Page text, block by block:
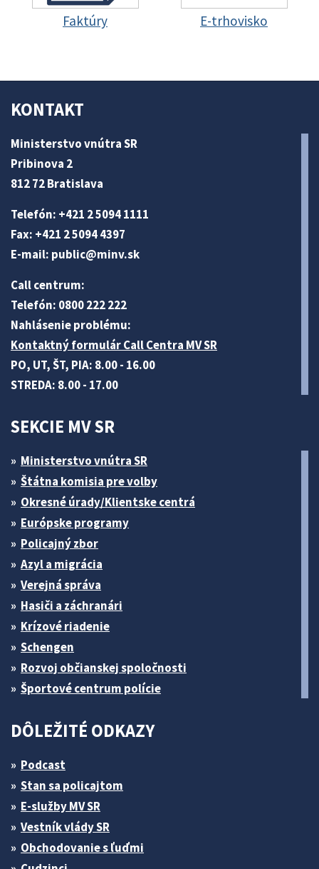
Faktúry E-trhovisko
KONTAKT
Ministerstvo vnútra SR
Pribinova 2
812 72 Bratislava
Telefón: +421 2 5094 1111
Fax: +421 2 5094 4397
E-mail: public@minv.sk
Call centrum:
Telefón: 0800 222 222
Nahlásenie problému:
Kontaktný formulár Call Centra MV SR
PO, UT, ŠT, PIA: 8.00 - 16.00
STREDA: 8.00 - 17.00
SEKCIE MV SR
Ministerstvo vnútra SR
Štátna komisia pre volby
Okresné úrady/Klientske centrá
Európske programy
Policajný zbor
Azyl a migrácia
Verejná správa
Hasiči a záchranári
Krízové riadenie
Schengen
Rozvoj občianskej spoločnosti
Športové centrum polície
DÔLEŽITÉ ODKAZY
Podcast
Stan sa policajtom
E-služby MV SR
Vestník vlády SR
Obchodovanie s ľuďmi